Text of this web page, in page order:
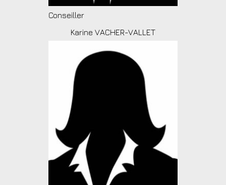
Conseiller
Karine VACHER-VALLET